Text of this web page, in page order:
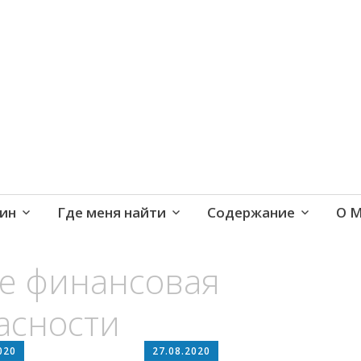
Где меня найти Содержание О
финансовая
27.08.2020